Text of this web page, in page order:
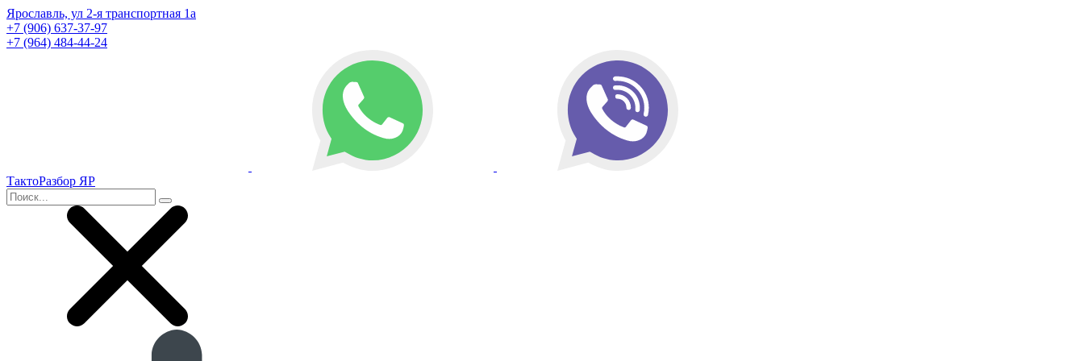
Ярославль, ул 2-я транспортная 1а
+7 (906) 637-37-97
+7 (964) 484-44-24
ТактоРазбор ЯР